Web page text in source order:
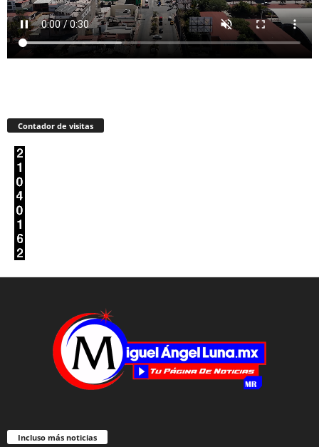
Contador de visitas
Incluso más noticias